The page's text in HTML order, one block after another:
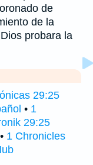
de
de la
probara la
29:25
• 1
29:25
• 1 Chronicles